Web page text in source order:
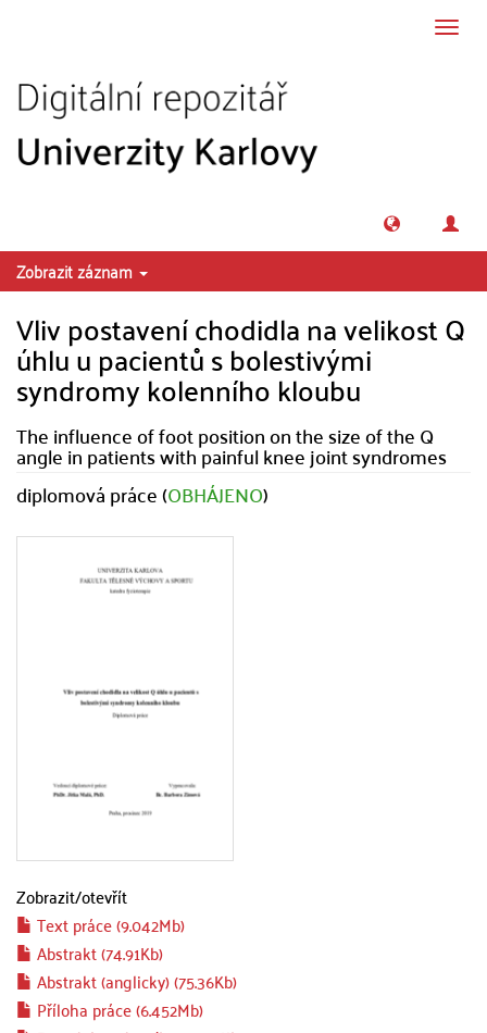
Zobrazit záznam
Vliv postavení chodidla na velikost Q
úhlu u pacientů s bolestivými
syndromy kolenního kloubu
The influence of foot position on the size of the Q
angle in patients with painful knee joint syndromes
diplomová práce (OBHÁJENO)
Zobrazit/otevřít
Text práce (9.042Mb)
Abstrakt (74.91Kb)
Abstrakt (anglicky) (75.36Kb)
Příloha práce (6.452Mb)